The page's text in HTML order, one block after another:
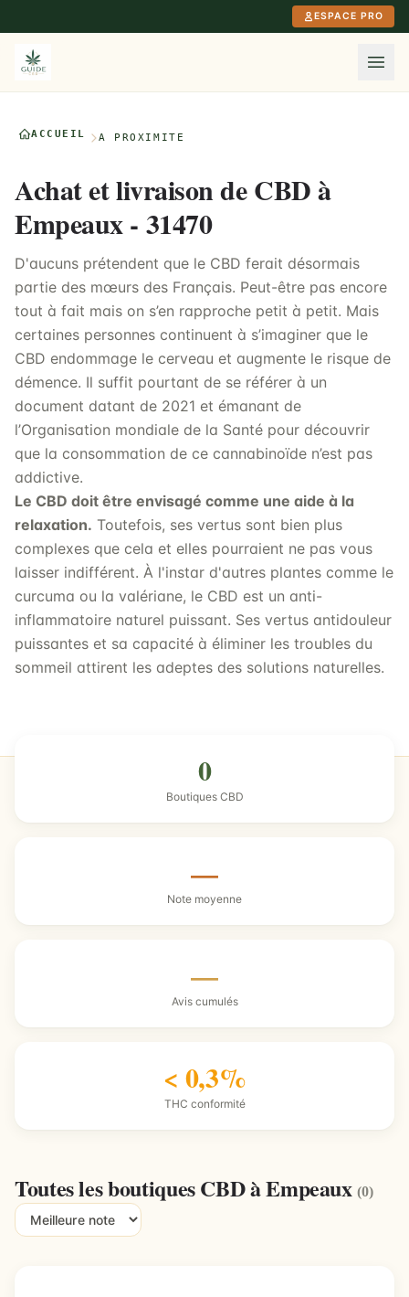
ESPACE PRO
ACCUEIL À PROXIMITÉ
Achat et livraison de CBD à
Empeaux - 31470
D'aucuns prétendent que le CBD ferait désormais
partie des mœurs des Français. Peut-être pas encore
tout à fait mais on s’en rapproche petit à petit. Mais
certaines personnes continuent à s’imaginer que le
CBD endommage le cerveau et augmente le risque de
démence. Il suffit pourtant de se référer à un
document datant de 2021 et émanant de
l’Organisation mondiale de la Santé pour découvrir
que la consommation de ce cannabinoïde n’est pas
addictive.
Le CBD doit être envisagé comme une aide à la
relaxation. Toutefois, ses vertus sont bien plus
complexes que cela et elles pourraient ne pas vous
laisser indifférent. À l'instar d'autres plantes comme le
curcuma ou la valériane, le CBD est un anti-
inflammatoire naturel puissant. Ses vertus antidouleur
puissantes et sa capacité à éliminer les troubles du
sommeil attirent les adeptes des solutions naturelles.
0
Boutiques CBD
—
Note moyenne
—
Avis cumulés
< 0,3%
THC conformité
Toutes les boutiques CBD à Empeaux(0)